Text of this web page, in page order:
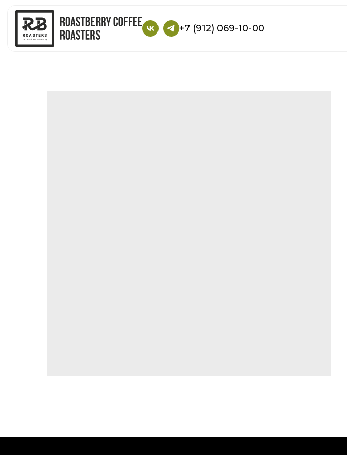
+7 (912) 069-10-00